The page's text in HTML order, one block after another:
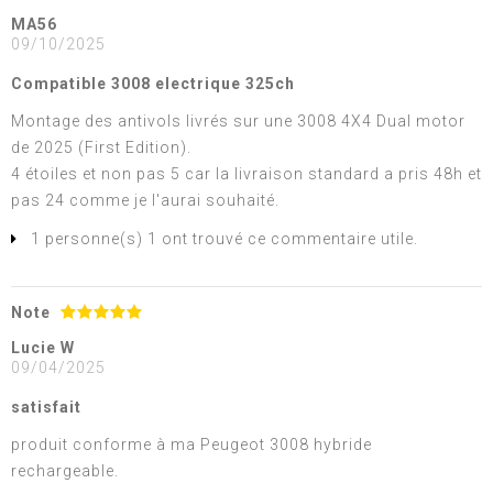
MA56
09/10/2025
Compatible 3008 electrique 325ch
Montage des antivols livrés sur une 3008 4X4 Dual motor
de 2025 (First Edition).
4 étoiles et non pas 5 car la livraison standard a pris 48h et
pas 24 comme je l'aurai souhaité.
1 personne(s) 1 ont trouvé ce commentaire utile.
Note
Lucie W
09/04/2025
satisfait
produit conforme à ma Peugeot 3008 hybride
rechargeable.